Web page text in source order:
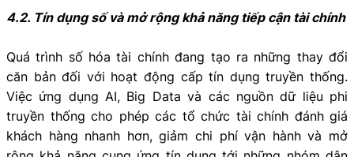
4.2. Tín dụng số và mở rộng khả năng tiếp cận tài chính
Quá trình số hóa tài chính đang tạo ra những thay đổi
căn bản đối với hoạt động cấp tín dụng truyền thống.
Việc ứng dụng AI, Big Data và các nguồn dữ liệu phi
truyền thống cho phép các tổ chức tài chính đánh giá
khách hàng nhanh hơn, giảm chi phí vận hành và mở